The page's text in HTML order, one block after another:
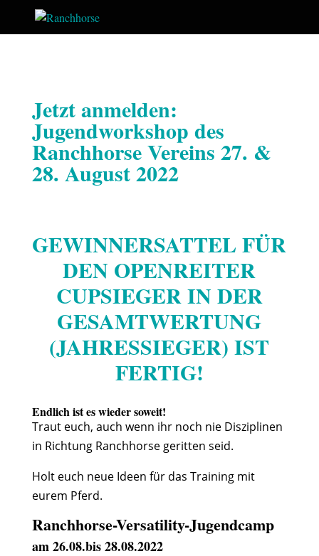
Jetzt anmelden:
Jugendworkshop des
Ranchhorse Vereins 27. &
28. August 2022
GEWINNERSATTEL FÜR
DEN OPENREITER
CUPSIEGER IN DER
GESAMTWERTUNG
(JAHRESSIEGER) IST
FERTIG!
Endlich ist es wieder soweit!
Traut euch, auch wenn ihr noch nie Disziplinen
in Richtung Ranchhorse geritten seid.
Holt euch neue Ideen für das Training mit
eurem Pferd.
Ranchhorse-Versatility-Jugendcamp
am 26.08.bis 28.08.2022